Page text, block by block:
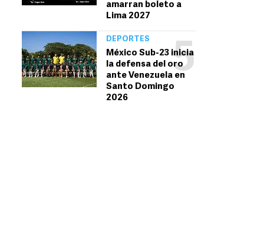
amarran boleto a
Lima 2027
5
DEPORTES
México Sub-23 inicia
la defensa del oro
ante Venezuela en
Santo Domingo
2026